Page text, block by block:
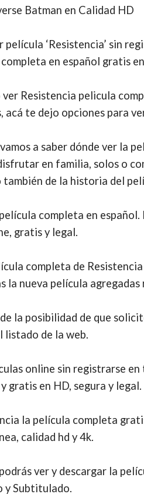
Batman en Calidad HD
‘Resistencia’ sin
en español gratis
ver Resistencia pelicula
acá te dejo opciones para
a saber dónde ver la
en familia, solos o
de la historia del
completa en
gratis y legal.
completa de
la nueva película
la posibilidad de que
listado de la web.
online sin registrarse
gratis en HD, segura y legal.
la película completa
calidad hd y 4k.
ver y descargar la
y Subtitulado.